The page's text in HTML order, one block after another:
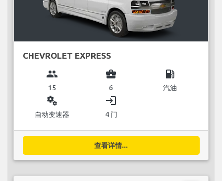
CHEVROLET EXPRESS
group
15
business_center
6
local_gas_station
汽油
miscellaneous_services
自动变速器
login
4 门
查看详情...